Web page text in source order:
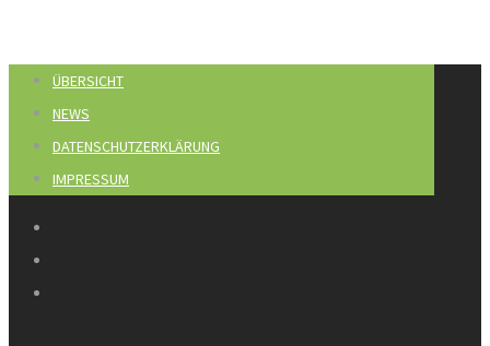
ÜBERSICHT
NEWS
DATENSCHUTZERKLÄRUNG
IMPRESSUM